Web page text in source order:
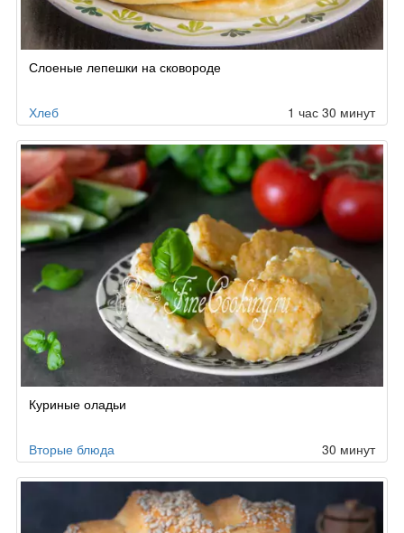
Слоеные лепешки на сковороде
Хлеб 1 час 30 минут
Куриные оладьи
Вторые блюда 30 минут